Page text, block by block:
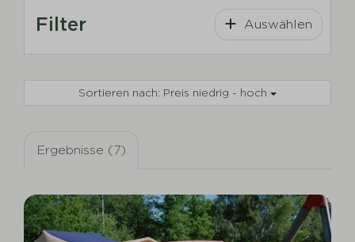
Filter Auswählen
Sortieren nach: Preis niedrig - hoch
Ergebnisse (7)